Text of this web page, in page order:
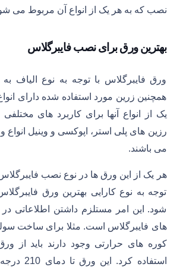
نصب که به هر یک از انواع آن مربوط می
بهترین ورق برای نصب فایبرگلاس
ورق فایبرگلاس با توجه به نوع الیاف
همچنین زرین مورد استفاده شده دارای
یک از انواع آنها برای کاربرد های
رزین های پلی استر، اپوکسی و وینیل انواع
می باشند.
هر یک از این ورق ها در نوع نصب فایبرگلاس
توجه به نوع کارایی بهترین ورق
شود. این امر مستلزم داشتن اطلاعاتی
های فایبرگلاس است. مثلا برای ساخت
کوره های حرارتی وجود دارند باید از
استفاده